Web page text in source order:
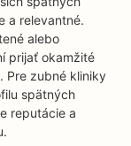
a relevantné.
alebo
prijať okamžité
Pre zubné kliniky
spätných
reputácie a